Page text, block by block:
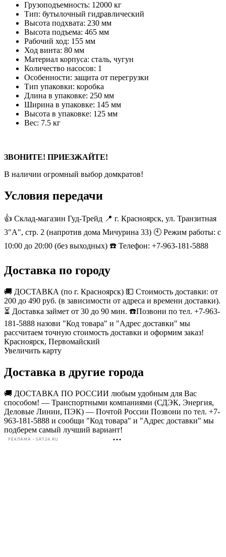
Грузоподъемность: 12000 кг
Тип: бутылочный гидравлический
Высота подхвата: 230 мм
Высота подъема: 465 мм
Рабочий ход: 155 мм
Ход винта: 80 мм
Материал корпуса: сталь, чугун
Количество насосов: 1
Особенности: защита от перегрузки
Тип упаковки: коробка
Длина в упаковке: 250 мм
Ширина в упаковке: 145 мм
Высота в упаковке: 125 мм
Вес: 7.5 кг
ЗВОНИТЕ! ПРИЕЗЖАЙТЕ!
В наличии огромный выбор домкратов!
Условия передачи
👍 Склад-магазин Гуд-Трейд 📍 г. Красноярск, ул. Транзитная
3"А", стр. 2 (напротив дома Мичурина 33) 🕙 Режим работы: с
10:00 до 20:00 (без выходных) ☎️ Телефон: +7-963-181-5888
Доставка по городу
🚚 ДОСТАВКА (по г. Красноярск) 💵 Стоимость доставки: от
200 до 490 руб. (в зависимости от адреса и времени доставки).
⏳ Доставка займет от 30 до 90 мин. ☎️Позвони по тел. +7-963-
181-5888 назови "Код товара" и "Адрес доставки" мы
рассчитаем точную стоимость доставки и оформим заказ!
Красноярск, Первомайский
Увеличить карту
Доставка в другие города
🚚 ДОСТАВКА ПО РОССИИ любым удобным для Вас
способом! — Транспортными компаниями (СДЭК, Энергия,
Деловые Линии, ПЭК) — Почтой России Позвони по тел. +7-
963-181-5888 и сообщи "Код товара" и "Адрес доставки" мы
подберем самый лучший вариант!
РЕКЛАМА • SRT24.RU